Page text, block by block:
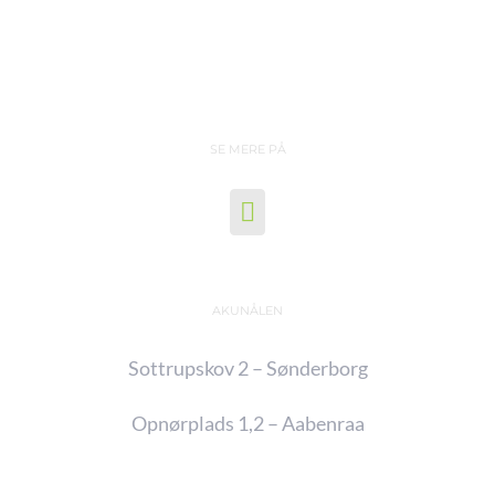
SE MERE PÅ
AKUNÅLEN
Sottrupskov 2 – Sønderborg
Opnørplads 1,2 – Aabenraa